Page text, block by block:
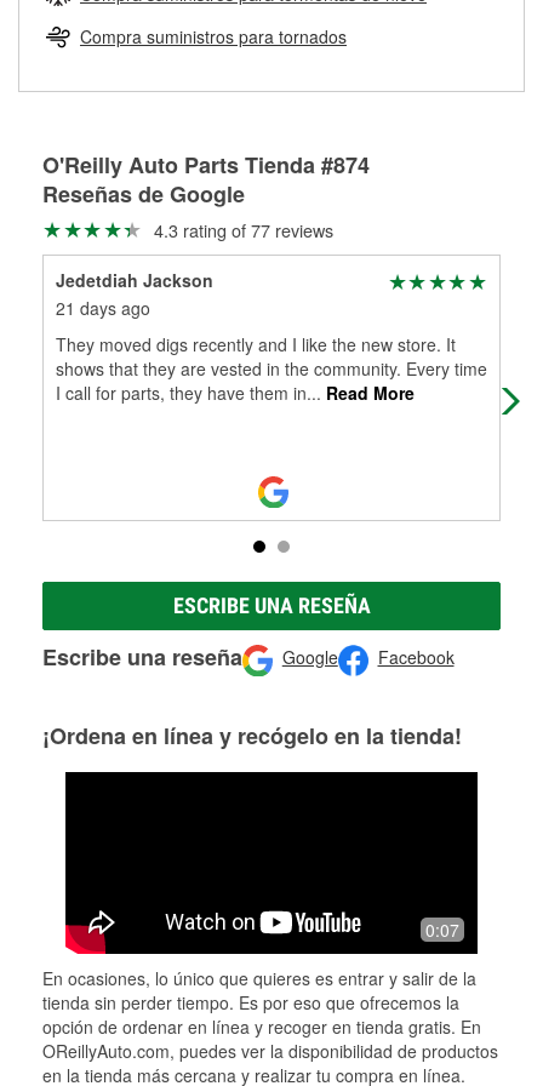
Herramientas de O'Reilly
pueden ser reutilizados, podemos ayudarte a encontrar las
partes de reemplazo correctas para tu reparación.
Rectificación de tambores y discos de freno
Compra suministros para tornados
O'Reilly Auto Parts Tienda #874
Reseñas de Google
4.3 rating of 77 reviews
Jedetdiah Jackson
21 days ago
They moved digs recently and I like the new store. It
shows that they are vested in the community. Every time
I call for parts, they have them in... Read More
ESCRIBE UNA RESEÑA
Escribe una reseña Google Facebook
¡Ordena en línea y recógelo en la tienda!
0:07
En ocasiones, lo único que quieres es entrar y salir de la
tienda sin perder tiempo. Es por eso que ofrecemos la
opción de ordenar en línea y recoger en tienda gratis. En
OReillyAuto.com, puedes ver la disponibilidad de productos
en la tienda más cercana y realizar tu compra en línea.